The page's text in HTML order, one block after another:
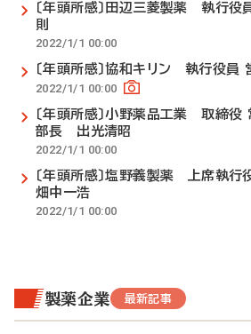
〔年頭所感〕田辺三菱製薬 執行
則
2022/1/1 00:00
〔年頭所感〕協和キリン 執行役
2022/1/1 00:00
〔年頭所感〕小野薬品工業 取締役
部長 出光清昭
2022/1/1 00:00
〔年頭所感〕塩野義製薬 上席執
畑中一浩
2022/1/1 00:00
製薬企業 最新記事